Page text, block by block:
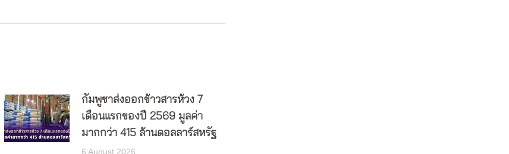
กัมพูชาส่งออกข้าวสารห้วง 7
เดือนแรกของปี 2569 มูลค่า
มากกว่า 415 ล้านดอลลาร์สหรัฐ
6 August 2026